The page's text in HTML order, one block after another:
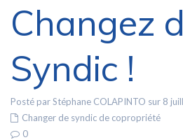
Changez
Syndic !
Posté par Stéphane COLAPINTO sur 8
Changer de syndic de copropriété
0